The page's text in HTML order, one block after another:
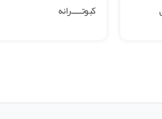
برگزاری لیگ ورزشی